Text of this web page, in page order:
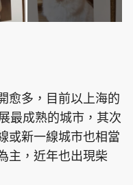
愈多，目前以上海的
最成熟的城市，其次
或新一線城市也相當
主，近年也出現柴